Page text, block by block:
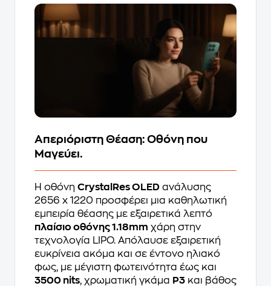
Απεριόριστη Θέαση: Οθόνη που
Μαγεύει.
Η οθόνη CrystalRes OLED ανάλυσης
2656 x 1220 προσφέρει μια καθηλωτική
εμπειρία θέασης με εξαιρετικά λεπτό
πλαίσιο οθόνης 1.18mm χάρη στην
τεχνολογία LIPO. Απόλαυσε εξαιρετική
ευκρίνεια ακόμα και σε έντονο ηλιακό
φως, με μέγιστη φωτεινότητα έως και
3500 nits, χρωματική γκάμα P3 και βάθος